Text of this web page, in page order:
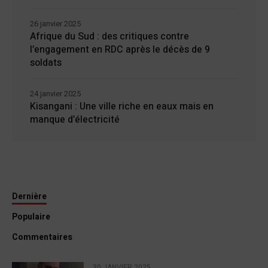
Afrique du Sud : des critiques contre
l’engagement en RDC après le décès de 9
soldats
26 janvier 2025
Kisangani : Une ville riche en eaux mais en
manque d’électricité
24 janvier 2025
Dernière
Populaire
Commentaires